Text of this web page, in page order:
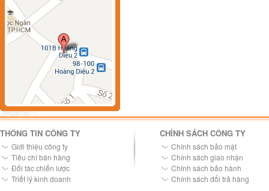
THÔNG TIN CÔNG TY
Giới thiệu công ty
Tiêu chí bán hàng
Đối tác chiến lược
Triết lý kinh doanh
CHÍNH SÁCH CÔNG TY
Chính sách bảo mật
Chính sách giao nhận
Chính sách bảo hành
Chính sách đổi trả hàng